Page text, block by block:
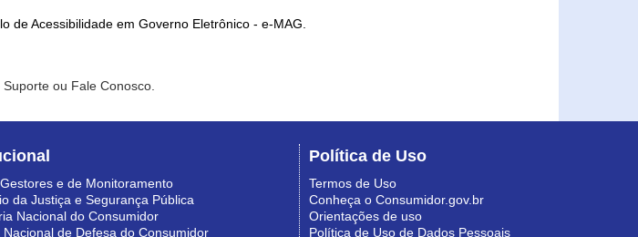
de Acessibilidade em Governo Eletrônico - e-MAG.
ou Fale Conosco.
e de Monitoramento
da Justiça e Segurança Pública
Nacional do Consumidor
Nacional de Defesa do Consumidor
Política de Uso
Termos de Uso
Conheça o Consumidor.gov.br
Orientações de uso
Política de Uso de Dados Pessoais